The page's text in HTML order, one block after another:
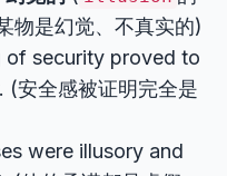
物是幻觉、不真实的)
of security proved to
(安全感被证明完全是
were illusory and